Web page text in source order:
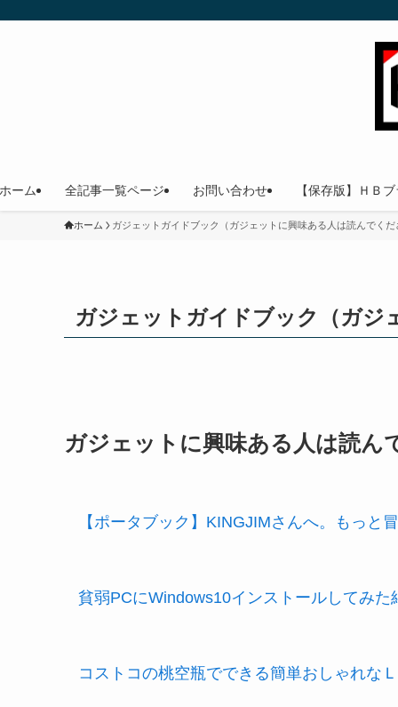
ホーム 全記事一覧ページ お問い合わせ 【保存版】ＨＢ
ホーム ガジェットガイドブック（ガジェットに興味ある人は読んでくだ
ガジェットガイドブック（ガジ
ガジェットに興味ある人は読ん
【ポータブック】KINGJIMさんへ。もっと
貧弱PCにWindows10インストールしてみた
コストコの桃空瓶でできる簡単おしゃれな